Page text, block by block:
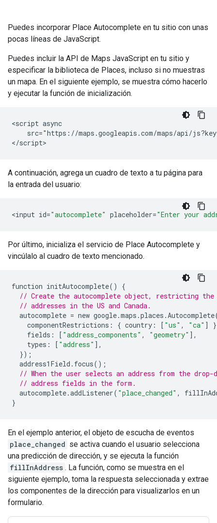
Puedes incorporar Place Autocomplete en tu sitio con unas
pocas líneas de JavaScript.
Puedes incluir la API de Maps JavaScript en tu sitio y
especificar la biblioteca de Places, incluso si no muestras
un mapa. En el siguiente ejemplo, se muestra cómo hacerlo
y ejecutar la función de inicialización.
<script async
src="https://maps.googleapis.com/maps/api/
</script>
A continuación, agrega un cuadro de texto a tu página para
la entrada del usuario:
<input id="autocomplete" placeholder="Enter your
Por último, inicializa el servicio de Place Autocomplete y
vincúlalo al cuadro de texto mencionado.
function initAutocomplete()
{
// Create the autocomplete object, restricting the
// addresses in the US and Canada.
autocomplete = new google.maps .places . Autocomplete
componentRestrictions : { country : [ "us" , "ca" ]
fields : [ "address_components" , "geometry" ],
types : [ "address" ],
});
address1Field . focus();
// When the user selects an address from the drop-
// address fields in the form.
autocomplete.addListener( "place_changed" ,
}
En el ejemplo anterior, el objeto de escucha de eventos
place_changed se activa cuando el usuario selecciona
una predicción de dirección, y se ejecuta la función
fillInAddress . La función, como se muestra en el
siguiente ejemplo, toma la respuesta seleccionada y extrae
los componentes de la dirección para visualizarlos en un
formulario.